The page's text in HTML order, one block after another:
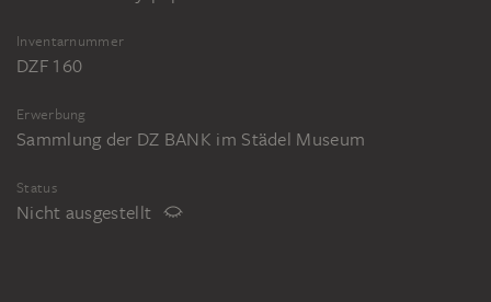
Inventarnummer
DZF 160
Erwerbung
Sammlung der DZ BANK im Städel Museum
Status
Nicht ausgestellt